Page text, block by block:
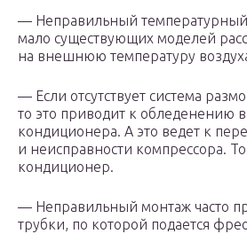
— Неправильный
мало существующих моделей
на внешнюю температуру
— Если отсутствует система
то это приводит к обледенению
кондиционера. А это ведет к
и неисправности компрессора.
кондиционер.
— Неправильный монтаж часто
трубки, по которой подается